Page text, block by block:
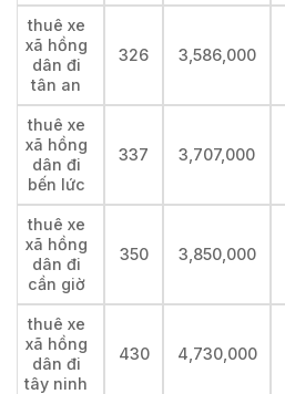
thuê xe
xã hồng
dân đi
tân an
326 3,586,000
thuê xe
xã hồng
dân đi
bến lức
337 3,707,000
thuê xe
xã hồng
dân đi
cần giờ
350 3,850,000
thuê xe
xã hồng
dân đi
tây ninh
430 4,730,000